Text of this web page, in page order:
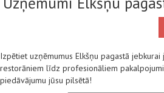
Izpētiet uzņēmumus Elkšņu pagastā jebkurai
restorāniem līdz profesionāliem
piedāvājumu jūsu pilsētā!